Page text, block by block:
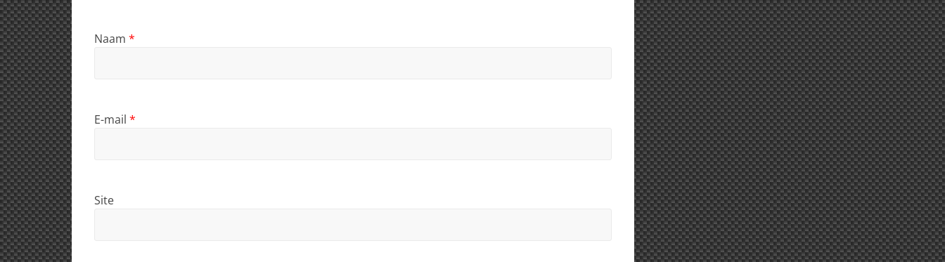
Naam *
E-mail *
Site